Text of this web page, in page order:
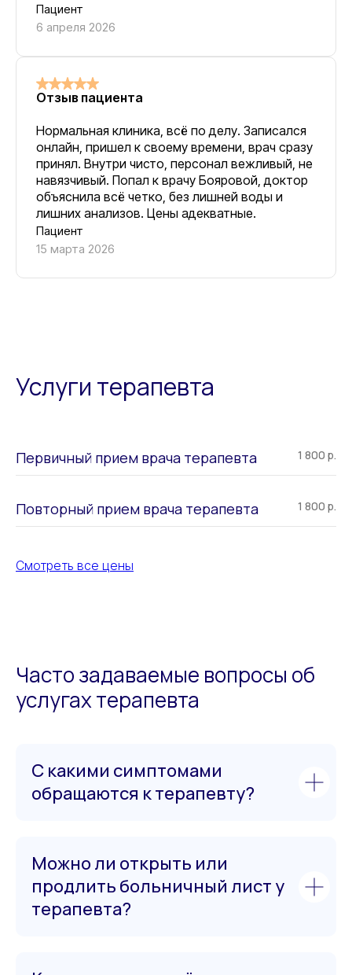
Пациент
6 апреля 2026
Отзыв пациента
Нормальная клиника, всё по делу. Записался
онлайн, пришел к своему времени, врач сразу
принял. Внутри чисто, персонал вежливый, не
навязчивый. Попал к врачу Бояровой, доктор
объяснила всё четко, без лишней воды и
лишних анализов. Цены адекватные.
Пациент
15 марта 2026
Услуги терапевта
Первичный прием врача терапевта 1 800 р.
Повторный прием врача терапевта 1 800 р.
Смотреть все цены
Часто задаваемые вопросы об
услугах терапевта
С какими симптомами
обращаются к терапевту?
Можно ли открыть или
продлить больничный лист у
терапевта?